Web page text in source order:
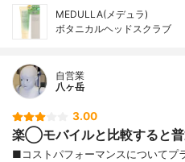
MEDULLA(メデュラ)
ボタニカルヘッドスクラブ
自営業
八ヶ岳
3.00
楽◯モバイルと比較すると
■コストパフォーマンスについてプ